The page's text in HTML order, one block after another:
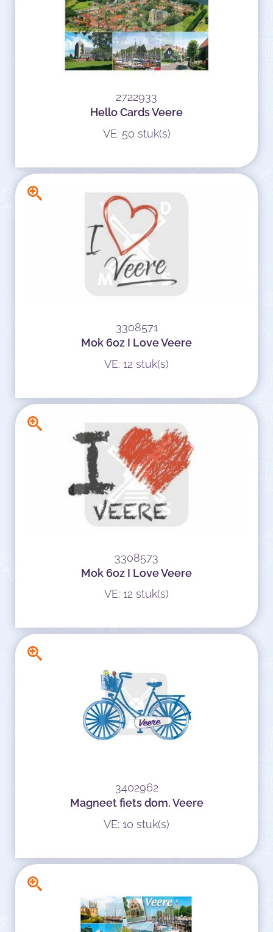
2722933
Hello Cards Veere
VE: 50 stuk(s)
3308571
Mok 6oz I Love Veere
VE: 12 stuk(s)
3308573
Mok 6oz I Love Veere
VE: 12 stuk(s)
3402962
Magneet fiets dom. Veere
VE: 10 stuk(s)